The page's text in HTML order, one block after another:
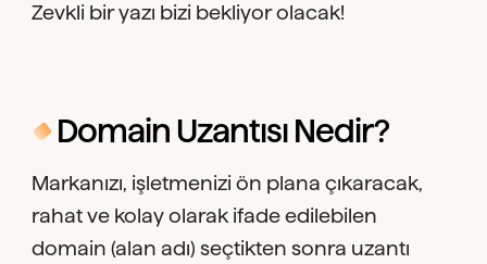
Zevkli bir yazı bizi bekliyor olacak!
Domain Uzantısı Nedir?
Markanızı, işletmenizi ön plana çıkaracak,
rahat ve kolay olarak ifade edilebilen
domain (alan adı) seçtikten sonra uzantı